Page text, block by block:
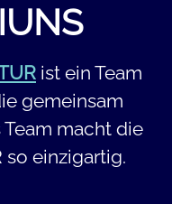
ist ein Team
gemeinsam
Team macht die
so einzigartig.